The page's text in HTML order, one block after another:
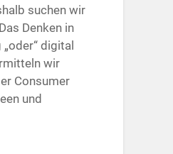
suchen wir
Denken in
digital
wir
Consumer
und